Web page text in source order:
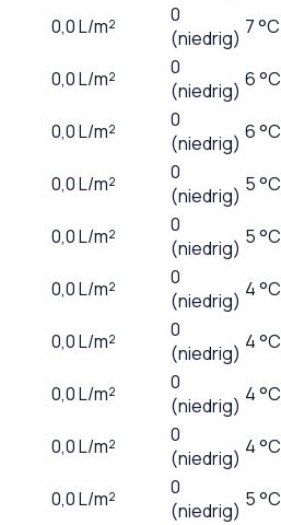
0,0L/m²
0
(niedrig) 7 °C
0,0L/m²
0
(niedrig) 6 °C
0,0L/m²
0
(niedrig) 6 °C
0,0L/m²
0
(niedrig) 5 °C
0,0L/m²
0
(niedrig) 5 °C
0,0L/m²
0
(niedrig) 4 °C
0,0L/m²
0
(niedrig) 4 °C
0,0L/m²
0
(niedrig) 4 °C
0,0L/m²
0
(niedrig) 4 °C
0,0L/m²
0
(niedrig) 5 °C